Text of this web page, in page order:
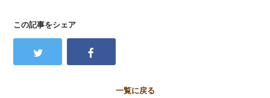
この記事をシェア
一覧に戻る